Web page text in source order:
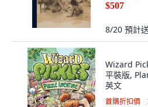
$507
8/20 預計
Wizard
平裝版,
英文
首購折扣價